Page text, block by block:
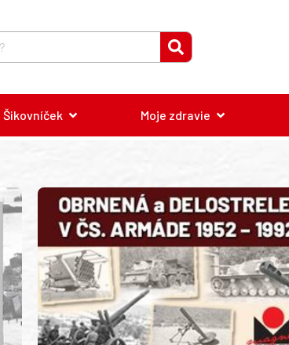
Šikovníček Moje zdravie